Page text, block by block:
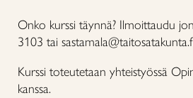
Onko kurssi täynnä? Ilmoittaudu
3103 tai
Kurssi toteutetaan yhteistyössä
kanssa.